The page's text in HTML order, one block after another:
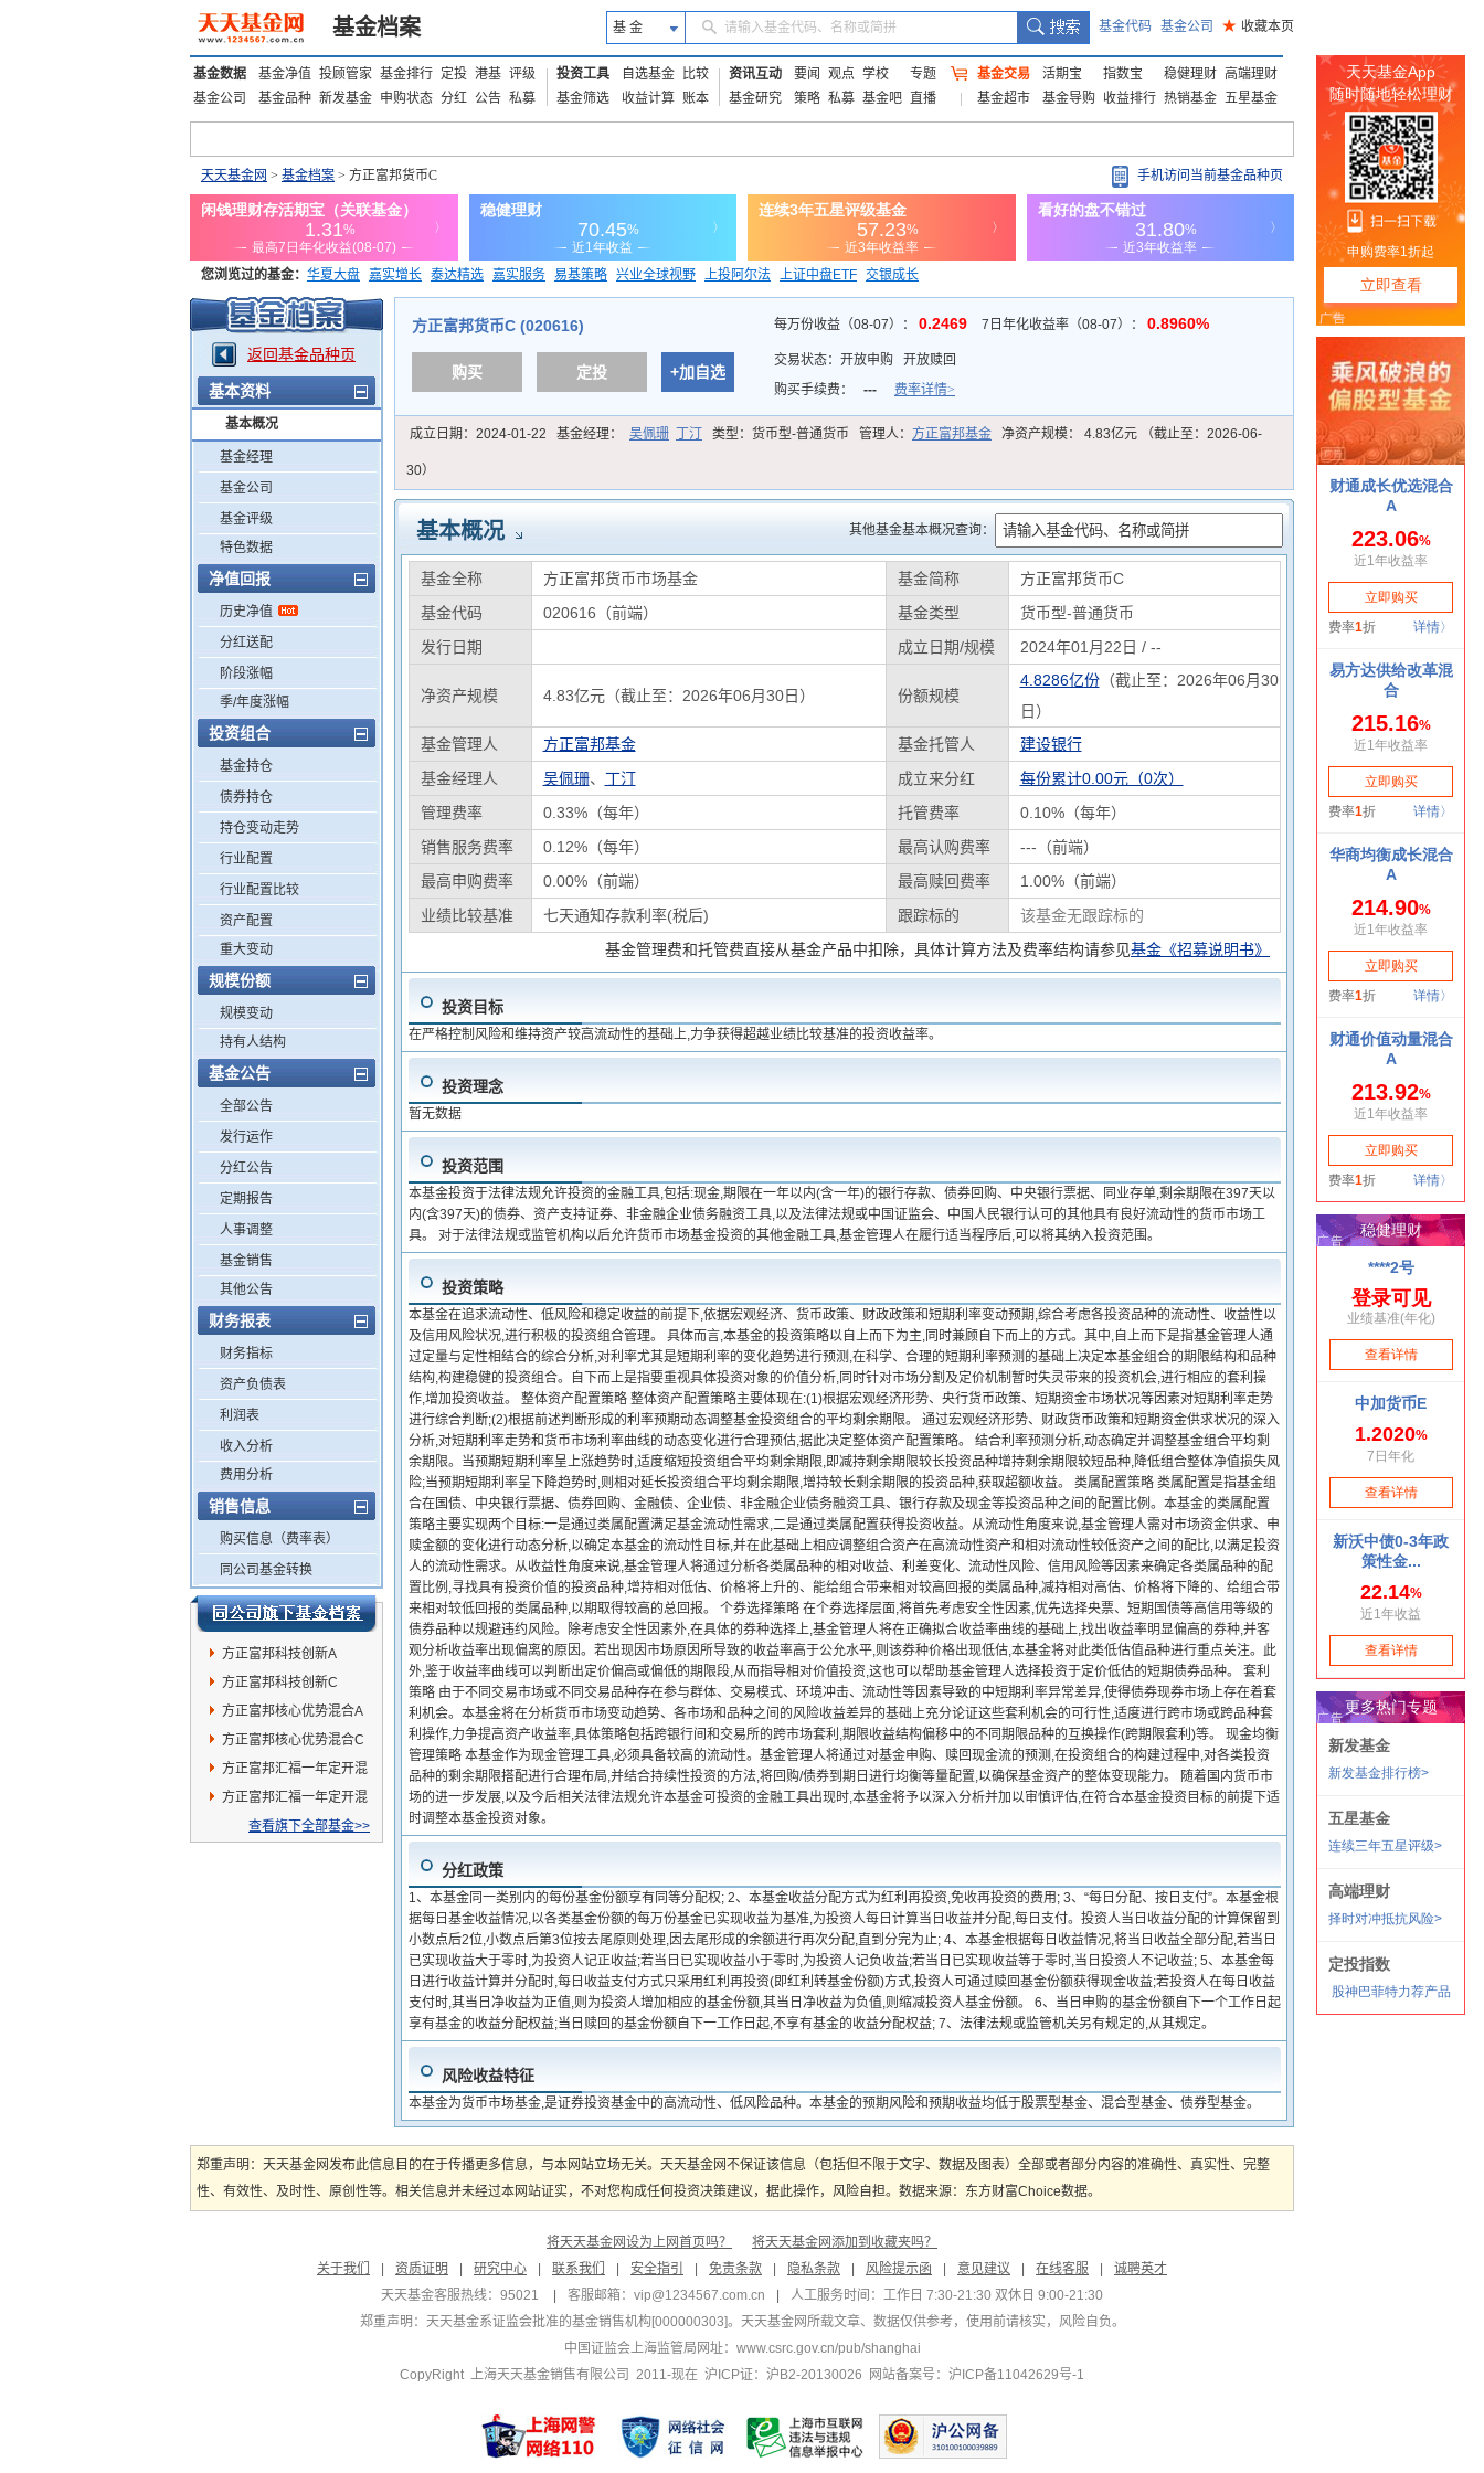
基金档案 基 金 请输入基金代码、名称或简拼 基金代码 基金公司 ★ 收藏本页
基金数据 基金净值 投顾管家 基金排行 定投 港基 评级
基金公司
基金品种 新发基金 申购状态 分红 公告 私募
投资工具 自选基金
比较
基金筛选
收益计算 账本
资讯互动 要闻 观点 学校
专题
基金研究
策略 私募 基金吧 直播
基金交易 活期宝 指数宝 稳健理财 高端理财
基金超市
基金导购 收益排行 热销基金 五星基金
天天基金网 > 基金档案 > 方正富邦货币C 手机访问当前基金品种页
您浏览过的基金： 华夏大盘 嘉实增长 泰达精选 嘉实服务 易基策略 兴业全球视野 上投阿尔法 上证中盘ETF 交银成长
添富优势 华安宏利 上证180价值ETF
返回基金品种页
基本资料
基本概况
基金经理
基金公司
基金评级
特色数据
净值回报
历史净值
分红送配
阶段涨幅
季/年度涨幅
投资组合
基金持仓
债券持仓
持仓变动走势
行业配置
行业配置比较
资产配置
重大变动
规模份额
规模变动
持有人结构
基金公告
全部公告
发行运作
分红公告
定期报告
人事调整
基金销售
其他公告
财务报表
财务指标
资产负债表
利润表
收入分析
费用分析
销售信息
购买信息（费率表）
同公司基金转换
方正富邦科技创新A
方正富邦科技创新C
方正富邦核心优势混合A
方正富邦核心优势混合C
方正富邦汇福一年定开混
合C
方正富邦汇福一年定开混
查看旗下全部基金>>
方正富邦货币C (020616)
购买 定投 +加自选
每万份收益（08-07）： 0.2469 7日年化收益率（08-07）： 0.8960%
交易状态： 开放申购
开放赎回
购买手续费：
--- 费率详情>
成立日期： 2024-01-22 基金经理： 吴佩珊 丁汀 类型： 货币型-普通货币 管理人： 方正富邦基金 净资产规模： 4.83亿元 （截止至：2026-06-
30）
基本概况 其他基金基本概况查询：
基金全称 方正富邦货币市场基金 基金简称
方正富邦货币C
基金代码
020616（前端） 基金类型
货币型-普通货币
发行日期
成立日期/规模 2024年01月22日 / --
净资产规模 4.83亿元（截止至：2026年06月30日） 份额规模
4.8286亿份（截止至：2026年06月30
日）
基金管理人
方正富邦基金 基金托管人
建设银行
基金经理人
吴佩珊、 丁汀 成立来分红
每份累计0.00元（0次）
管理费率
0.33%（每年） 托管费率
0.10%（每年）
销售服务费率
0.12%（每年） 最高认购费率
---（前端）
最高申购费率
0.00%（前端） 最高赎回费率
1.00%（前端）
业绩比较基准
七天通知存款利率(税后) 跟踪标的
该基金无跟踪标的
基金管理费和托管费直接从基金产品中扣除，具体计算方法及费率结构请参见基金《招募说明书》
投资目标
在严格控制风险和维持资产较高流动性的基础上,力争获得超越业绩比较基准的投资收益率。
投资理念
暂无数据
投资范围
本基金投资于法律法规允许投资的金融工具,包括:现金,期限在一年以内(含一年)的银行存款、债券回购、中央银行票据、同业存单,剩余期限在397天以
内(含397天)的债券、资产支持证券、非金融企业债务融资工具,以及法律法规或中国证监会、中国人民银行认可的其他具有良好流动性的货币市场工
具。 对于法律法规或监管机构以后允许货币市场基金投资的其他金融工具,基金管理人在履行适当程序后,可以将其纳入投资范围。
投资策略
本基金在追求流动性、低风险和稳定收益的前提下,依据宏观经济、货币政策、财政政策和短期利率变动预期,综合考虑各投资品种的流动性、收益性以
及信用风险状况,进行积极的投资组合管理。 具体而言,本基金的投资策略以自上而下为主,同时兼顾自下而上的方式。其中,自上而下是指基金管理人通
过定量与定性相结合的综合分析,对利率尤其是短期利率的变化趋势进行预测,在科学、合理的短期利率预测的基础上决定本基金组合的期限结构和品种
结构,构建稳健的投资组合。自下而上是指要重视具体投资对象的价值分析,同时针对市场分割及定价机制暂时失灵带来的投资机会,进行相应的套利操
作,增加投资收益。 整体资产配置策略 整体资产配置策略主要体现在:(1)根据宏观经济形势、央行货币政策、短期资金市场状况等因素对短期利率走势
进行综合判断;(2)根据前述判断形成的利率预期动态调整基金投资组合的平均剩余期限。 通过宏观经济形势、财政货币政策和短期资金供求状况的深入
分析,对短期利率走势和货币市场利率曲线的动态变化进行合理预估,据此决定整体资产配置策略。 结合利率预测分析,动态确定并调整基金组合平均剩
余期限。当预期短期利率呈上涨趋势时,适度缩短投资组合平均剩余期限,即减持剩余期限较长投资品种增持剩余期限较短品种,降低组合整体净值损失风
险;当预期短期利率呈下降趋势时,则相对延长投资组合平均剩余期限,增持较长剩余期限的投资品种,获取超额收益。 类属配置策略 类属配置是指基金组
合在国债、中央银行票据、债券回购、金融债、企业债、非金融企业债务融资工具、银行存款及现金等投资品种之间的配置比例。本基金的类属配置
策略主要实现两个目标:一是通过类属配置满足基金流动性需求,二是通过类属配置获得投资收益。从流动性角度来说,基金管理人需对市场资金供求、申
赎金额的变化进行动态分析,以确定本基金的流动性目标,并在此基础上相应调整组合资产在高流动性资产和相对流动性较低资产之间的配比,以满足投资
人的流动性需求。从收益性角度来说,基金管理人将通过分析各类属品种的相对收益、利差变化、流动性风险、信用风险等因素来确定各类属品种的配
置比例,寻找具有投资价值的投资品种,增持相对低估、价格将上升的、能给组合带来相对较高回报的类属品种,减持相对高估、价格将下降的、给组合带
来相对较低回报的类属品种,以期取得较高的总回报。 个券选择策略 在个券选择层面,将首先考虑安全性因素,优先选择央票、短期国债等高信用等级的
债券品种以规避违约风险。除考虑安全性因素外,在具体的券种选择上,基金管理人将在正确拟合收益率曲线的基础上,找出收益率明显偏高的券种,并客
观分析收益率出现偏离的原因。若出现因市场原因所导致的收益率高于公允水平,则该券种价格出现低估,本基金将对此类低估值品种进行重点关注。此
外,鉴于收益率曲线可以判断出定价偏高或偏低的期限段,从而指导相对价值投资,这也可以帮助基金管理人选择投资于定价低估的短期债券品种。 套利
策略 由于不同交易市场或不同交易品种存在参与群体、交易模式、环境冲击、流动性等因素导致的中短期利率异常差异,使得债券现券市场上存在着套
利机会。本基金将在分析货币市场变动趋势、各市场和品种之间的风险收益差异的基础上充分论证这些套利机会的可行性,适度进行跨市场或跨品种套
利操作,力争提高资产收益率,具体策略包括跨银行间和交易所的跨市场套利,期限收益结构偏移中的不同期限品种的互换操作(跨期限套利)等。 现金均衡
管理策略 本基金作为现金管理工具,必须具备较高的流动性。基金管理人将通过对基金申购、赎回现金流的预测,在投资组合的构建过程中,对各类投资
品种的剩余期限搭配进行合理布局,并结合持续性投资的方法,将回购/债券到期日进行均衡等量配置,以确保基金资产的整体变现能力。 随着国内货币市
场的进一步发展,以及今后相关法律法规允许本基金可投资的金融工具出现时,本基金将予以深入分析并加以审慎评估,在符合本基金投资目标的前提下适
时调整本基金投资对象。
分红政策
1、本基金同一类别内的每份基金份额享有同等分配权; 2、本基金收益分配方式为红利再投资,免收再投资的费用; 3、“每日分配、按日支付”。本基金根
据每日基金收益情况,以各类基金份额的每万份基金已实现收益为基准,为投资人每日计算当日收益并分配,每日支付。投资人当日收益分配的计算保留到
小数点后2位,小数点后第3位按去尾原则处理,因去尾形成的余额进行再次分配,直到分完为止; 4、本基金根据每日收益情况,将当日收益全部分配,若当日
已实现收益大于零时,为投资人记正收益;若当日已实现收益小于零时,为投资人记负收益;若当日已实现收益等于零时,当日投资人不记收益; 5、本基金每
日进行收益计算并分配时,每日收益支付方式只采用红利再投资(即红利转基金份额)方式,投资人可通过赎回基金份额获得现金收益;若投资人在每日收益
支付时,其当日净收益为正值,则为投资人增加相应的基金份额,其当日净收益为负值,则缩减投资人基金份额。 6、当日申购的基金份额自下一个工作日起
享有基金的收益分配权益;当日赎回的基金份额自下一工作日起,不享有基金的收益分配权益; 7、法律法规或监管机关另有规定的,从其规定。
风险收益特征
本基金为货币市场基金,是证券投资基金中的高流动性、低风险品种。本基金的预期风险和预期收益均低于股票型基金、混合型基金、债券型基金。
郑重声明：天天基金网发布此信息目的在于传播更多信息，与本网站立场无关。天天基金网不保证该信息（包括但不限于文字、数据及图表）全部或者部分内容的准确性、真实性、完整
性、有效性、及时性、原创性等。相关信息并未经过本网站证实，不对您构成任何投资决策建议，据此操作，风险自担。数据来源：东方财富Choice数据。
将天天基金网设为上网首页吗？
将天天基金网添加到收藏夹吗？
关于我们
资质证明 研究中心 联系我们 安全指引 免责条款 隐私条款 风险提示函 意见建议 在线客服
诚聘英才
天天基金客服热线：95021
客服邮箱： vip@1234567.com.cn
人工服务时间：工作日 7:30-21:30 双休日 9:00-21:30
郑重声明： 天天基金系证监会批准的基金销售机构[000000303]。天天基金网所载文章、数据仅供参考，使用前请核实，风险自负。
中国证监会上海监管局网址： www.csrc.gov.cn/pub/shanghai
CopyRight 上海天天基金销售有限公司 2011-现在 沪ICP证：沪B2-20130026
网站备案号：沪ICP备11042629号-1